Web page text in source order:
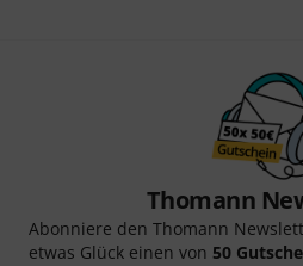
Thomann
Abonniere den Thomann
etwas Glück einen von 50